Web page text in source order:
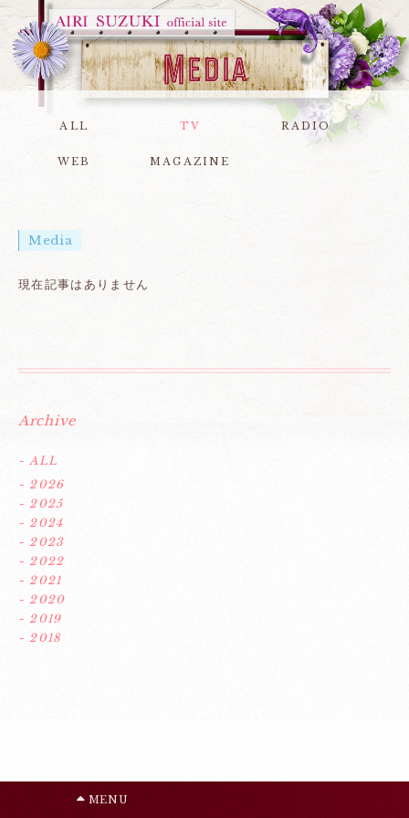
ALL TV RADIO
WEB MAGAZINE
Media
現在記事はありません
Archive
- ALL
- 2026
- 2025
- 2024
- 2023
- 2022
- 2021
- 2020
- 2019
- 2018
MENU